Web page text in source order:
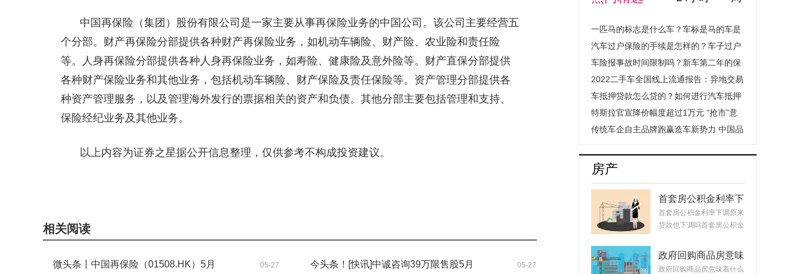
中国再保险（集团）股份有限公司是一家主要从事再保险业务的中国公司。该公司主要经营五
个分部。财产再保险分部提供各种财产再保险业务，如机动车辆险、财产险、农业险和责任险
等。人身再保险分部提供各种人身再保险业务，如寿险、健康险及意外险等。财产直保分部提供
各种财产保险业务和其他业务，包括机动车辆险、财产保险及责任保险等。资产管理分部提供各
种资产管理服务，以及管理海外发行的票据相关的资产和负债。其他分部主要包括管理和支持、
保险经纪业务及其他业务。
以上内容为证券之星据公开信息整理，仅供参考不构成投资建议。
相关阅读
微头条丨中国再保险（01508.HK）5月
05-27
今头条！[快讯]中诚咨询39万限售股5月
05-27
一匹马的标志是什么车？车标是马的车是
什么汽车？
汽车过户保险的手续是怎样的？车子过户
保险费用会上涨吗？
车险报事故时间限制吗？新车第二年的保
险怎么买？
2022二手车全国线上流通报告：异地交易
量提升超1.4倍成绝对主流
车抵押贷款怎么贷的？如何进行汽车抵押
贷款程序是怎样的？
特斯拉官宣降价幅度超过1万元 “抢市”意
图明显
传统车企自主品牌跑赢造车新势力 中国品
房产
首套房公积金利率下
调原来贷款也下调
吗？公积金贷款会随
吗？
首套房公积金利率下调原来
贷款也下调吗首套房公积金
政府回购商品房意味
着什么？政府回购安
政府回购商品房意味着什么